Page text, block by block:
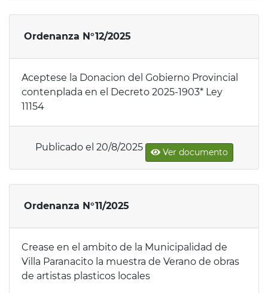
Ordenanza N°12/2025
Aceptese la Donacion del Gobierno Provincial
contenplada en el Decreto 2025-1903* Ley
11154
Publicado el 20/8/2025 Ver documento
Ordenanza N°11/2025
Crease en el ambito de la Municipalidad de
Villa Paranacito la muestra de Verano de obras
de artistas plasticos locales